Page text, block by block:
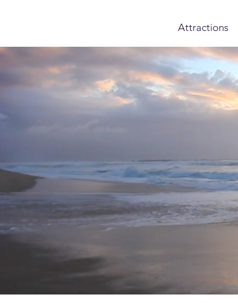
Attractions